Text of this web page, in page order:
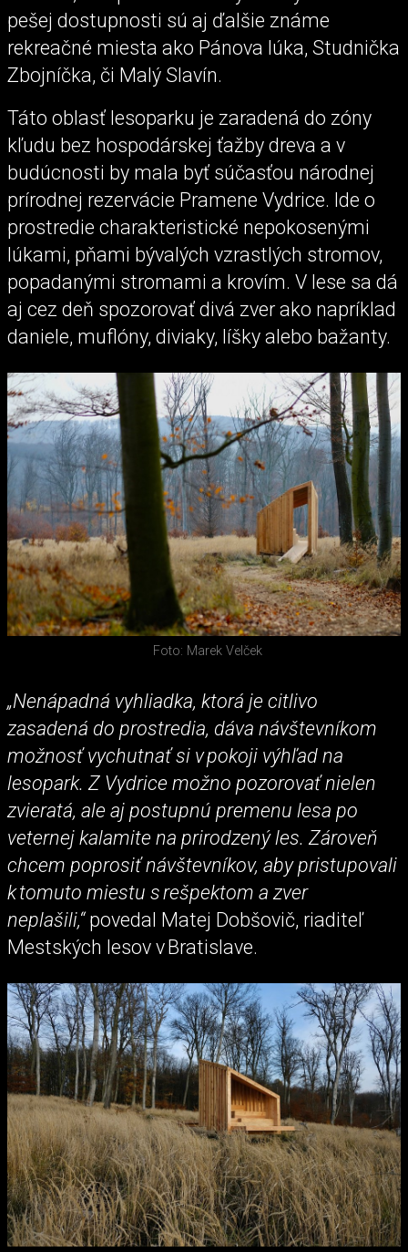
pešej dostupnosti sú aj ďalšie známe
rekreačné miesta ako Pánova lúka, Studnička
Zbojníčka, či Malý Slavín.
Táto oblasť lesoparku je zaradená do zóny
kľudu bez hospodárskej ťažby dreva a v
budúcnosti by mala byť súčasťou národnej
prírodnej rezervácie Pramene Vydrice. Ide o
prostredie charakteristické nepokosenými
lúkami, pňami bývalých vzrastlých stromov,
popadanými stromami a krovím. V lese sa dá
aj cez deň spozorovať divá zver ako napríklad
daniele, muflóny, diviaky, líšky alebo bažanty.
Foto: Marek Velček
„Nenápadná vyhliadka, ktorá je citlivo
zasadená do prostredia, dáva návštevníkom
možnosť vychutnať si v pokoji výhľad na
lesopark. Z Vydrice možno pozorovať nielen
zvieratá, ale aj postupnú premenu lesa po
veternej kalamite na prirodzený les. Zároveň
chcem poprosiť návštevníkov, aby pristupovali
k tomuto miestu s rešpektom a zver
neplašili,“povedal Matej Dobšovič, riaditeľ
Mestských lesov v Bratislave.